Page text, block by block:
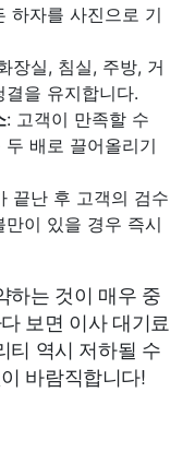
하자를 사진으로 기
장실, 침실, 주방, 거
을 유지합니다.
: 고객이 만족할 수
배로 끌어올리기
끝난 후 고객의 검수
이 있을 경우 즉시
하는 것이 매우 중
보면 이사 대기료
티 역시 저하될 수
바람직합니다!